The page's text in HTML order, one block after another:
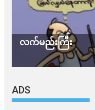
လက်မည်းကြီး
ADS